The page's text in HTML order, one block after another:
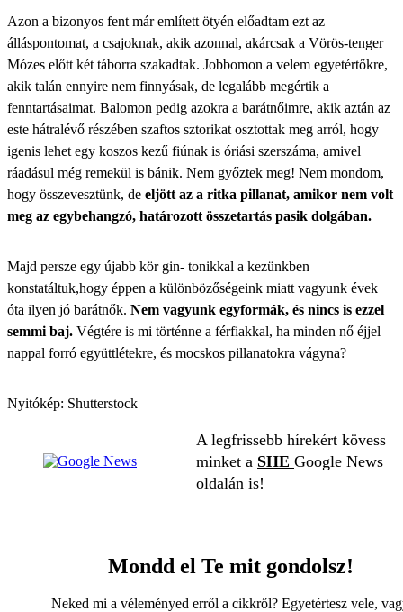
Azon a bizonyos fent már említett ötyén előadtam ezt az
álláspontomat, a csajoknak, akik azonnal, akárcsak a Vörös-tenger
Mózes előtt két táborra szakadtak. Jobbomon a velem egyetértőkre,
akik talán ennyire nem finnyásak, de legalább megértik a
fenntartásaimat. Balomon pedig azokra a barátnőimre, akik aztán az
este hátralévő részében szaftos sztorikat osztottak meg arról, hogy
igenis lehet egy koszos kezű fiúnak is óriási szerszáma, amivel
ráadásul még remekül is bánik. Nem győztek meg! Nem mondom,
hogy összevesztünk, de eljött az a ritka pillanat, amikor nem volt
meg az egybehangzó, határozott összetartás pasik dolgában.
Majd persze egy újabb kör gin- tonikkal a kezünkben
konstatáltuk,hogy éppen a különbözőségeink miatt vagyunk évek
óta ilyen jó barátnők. Nem vagyunk egyformák, és nincs is ezzel
semmi baj. Végtére is mi történne a férfiakkal, ha minden nő éjjel
nappal forró együttlétekre, és mocskos pillanatokra vágyna?
Nyitókép: Shutterstock
A legfrissebb hírekért kövess
minket a SHE Google News
oldalán is!
Mondd el Te mit gondolsz!
Neked mi a véleményed erről a cikkről? Egyetértesz vele,